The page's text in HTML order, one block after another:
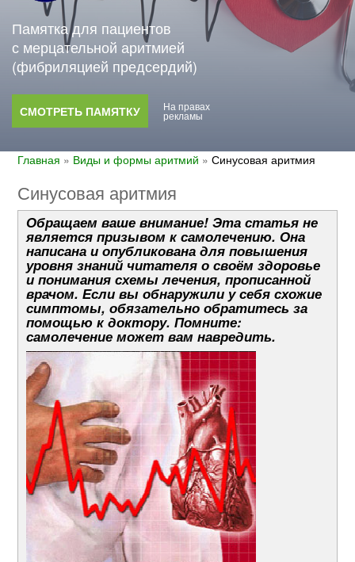
Памятка для пациентов
с мерцательной аритмией
(фибриляцией предсердий)
СМОТРЕТЬ ПАМЯТКУ На правах
рекламы
Главная » Виды и формы аритмий » Синусовая аритмия
Синусовая аритмия
Обращаем ваше внимание! Эта статья не
является призывом к самолечению. Она
написана и опубликована для повышения
уровня знаний читателя о своём здоровье
и понимания схемы лечения, прописанной
врачом. Если вы обнаружили у себя схожие
симптомы, обязательно обратитесь за
помощью к доктору. Помните:
самолечение может вам навредить.